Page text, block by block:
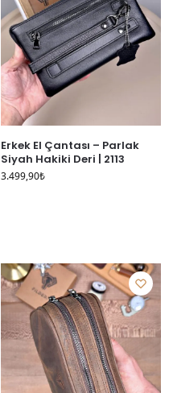
Erkek El Çantası – Parlak
Siyah Hakiki Deri | 2113
3.499,90₺